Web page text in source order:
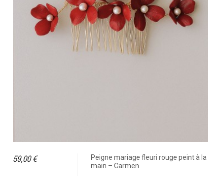
Peigne mariage fleuri rouge peint à la
main – Carmen
59,00 €